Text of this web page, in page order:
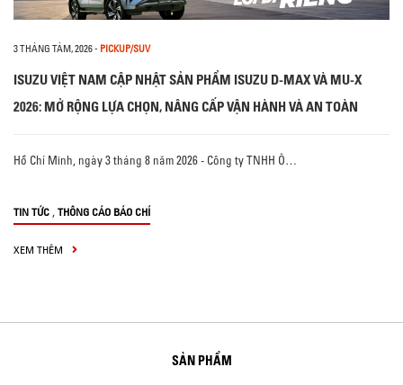
3 THÁNG TÁM, 2026- PICKUP/SUV
ISUZU VIỆT NAM CẬP NHẬT SẢN PHẨM ISUZU D-MAX VÀ MU-X
2026: MỞ RỘNG LỰA CHỌN, NÂNG CẤP VẬN HÀNH VÀ AN TOÀN
Hồ Chí Minh, ngày 3 tháng 8 năm 2026 - Công ty TNHH Ô…
TIN TỨC , THÔNG CÁO BÁO CHÍ
XEM THÊM
SẢN PHẨM